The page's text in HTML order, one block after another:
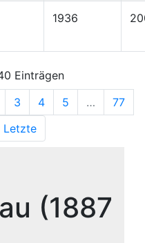
1936
Einträgen
3 4 5 …
77
Letzte
(1887